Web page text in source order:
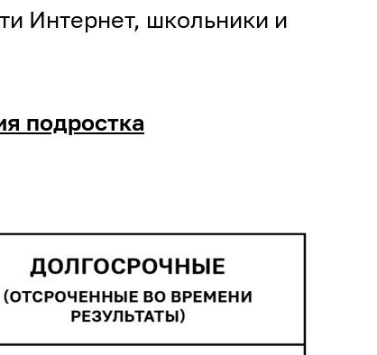
Интернет, школьники и
подростка